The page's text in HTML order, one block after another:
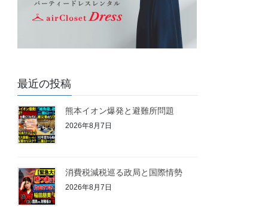
最近の投稿
熊本イオン爆発と避難所問題
2026年8月7日
消費税減税巡る政局と国際情勢
2026年8月7日